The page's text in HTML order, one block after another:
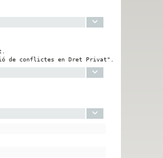
de conflictes en Dret Privat".